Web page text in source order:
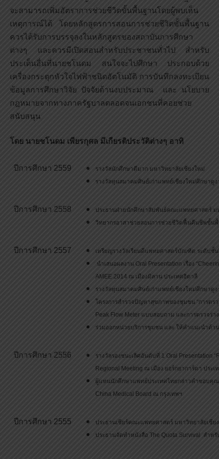
จะสามารถเพิ่มอัตราการช่วยชีวิตขั้นพื้นฐานโดยผู้พบเห็น
เหตุการณ์ได้ โดยหลักสูตรการสอนการช่วยชีวิตขั้นพื้นฐาน
ควรได้รับการบรรจุลงในหลักสูตรของสถาบันการศึกษา
ต่างๆ และควรมีเปิดสอนสำหรับประชาชนทั่วไป สำหรับ
ประเด็นอื่นที่นายชโนดม สนใจจะไปศึกษา ประกอบด้วย
เครื่องกระตุกหัวใจไฟฟ้าชนิดอัตโนมัติ การบันทึกลงทะเบียน
ข้อมูลการศึกษาวิจัย ปัจจัยด้านงบประมาณ และ นโยบาย
กฎหมายจากทางภาครัฐบาลตลอดจนเอกชนที่คอยช่วย
สนับสนุน
โดย นายชโนดม เพียรกุศล มีเกียรติประวัติต่างๆ อาทิ
ปีการศึกษา 2559
รางวัลนักศึกษาดีมาก มหาวิทยาลัยเชียงใหม่
รางวัลทุนสมาคมศิษย์เก่าแพทย์เชียงใหม่ศึกษาดู
ปีการศึกษา 2558
ประธานฝ่ายนักศึกษาสัมพันธ์คณะแพทยศาสตร์ ม
วิทยากรอาสาช่วยสอนการช่วยชีวิตฟื้นคืนชีพขั้น
ปีการศึกษา 2557
เหรียญรางวัลเรียนดีแพทยศาสตร์บัณฑิต ระดับชั้
นำเสนอผลงาน Oral Presentation เรื่อง
AMEE 2014 ณ เมืองมิลาน ประเทศอิตาลี
รางวัลทุนสมาคมศิษย์เก่าแพทย์เชียงใหม่ศึกษาดูง
โครงการสำรวจปัญหาสุขภาพของชุมชน “การตร
Peak Flow Meter แบบสอบถาม และการตรวจร่
ร่วมออกหน่วยบริการชุมชน และ ให้คำแนะนำด้
ปีการศึกษา 2556
รางวัลรองชนะเลิศอันดับที่ 1 Oral Presentation
Regional Meeting ณ เมือง ยอร์กยาการ์ตา ประเ
ผู้แทนนักศึกษาแพทย์ประเทศไทยกล่าวคำขอบคุณ
China Medical Board ณ กรุงเทพฯ
ปีการศึกษา 2555
ประธานเชียร์คณะแพทยศาสตร์ มหาวิทยาลัยเชีย
ประธานจัดทำหนังสือ The Quota Survival สำ